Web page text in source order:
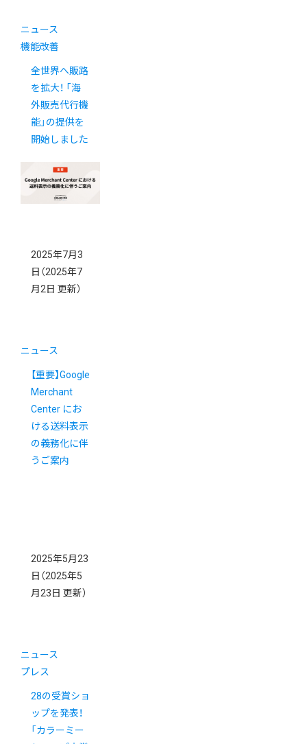
ニュース
機能改善
全世界へ販路
を拡大！ 「海
外販売代行機
能」の提供を
開始しました
2025年7月3
日 （2025年7
月2日 更新）
ニュース
【重要】Google
Merchant
Center にお
ける送料表示
の義務化に伴
うご案内
2025年5月23
日 （2025年5
月23日 更新）
ニュース
プレス
28の受賞ショ
ップを発表！
「カラーミー